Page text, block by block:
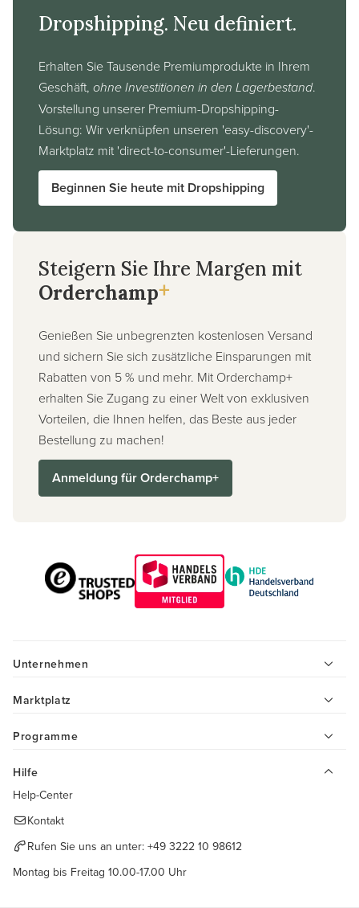
Dropshipping. Neu definiert.
Erhalten Sie Tausende Premiumprodukte in Ihrem
Geschäft, ohne Investitionen in den Lagerbestand.
Vorstellung unserer Premium-Dropshipping-
Lösung: Wir verknüpfen unseren 'easy-discovery'-
Marktplatz mit 'direct-to-consumer'-Lieferungen.
Beginnen Sie heute mit Dropshipping
Steigern Sie Ihre Margen mit
Orderchamp+
Genießen Sie unbegrenzten kostenlosen Versand
und sichern Sie sich zusätzliche Einsparungen mit
Rabatten von 5 % und mehr. Mit Orderchamp+
erhalten Sie Zugang zu einer Welt von exklusiven
Vorteilen, die Ihnen helfen, das Beste aus jeder
Bestellung zu machen!
Anmeldung für Orderchamp+
Unternehmen
Marktplatz
Programme
Hilfe
Help-Center
Kontakt
Rufen Sie uns an unter: +49 3222 10 98612
Montag bis Freitag 10.00-17.00 Uhr